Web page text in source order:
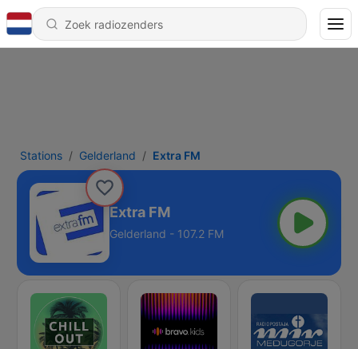
Stations Gelderland Extra FM
Extra FM
Gelderland - 107.2 FM